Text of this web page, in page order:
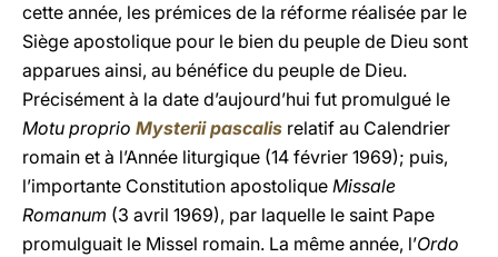
cette année, les prémices de la réforme réalisée par le
Siège apostolique pour le bien du peuple de Dieu sont
apparues ainsi, au bénéfice du peuple de Dieu.
Précisément à la date d’aujourd’hui fut promulgué le
Motu proprio Mysterii pascalis relatif au Calendrier
romain et à l’Année liturgique (14 février 1969); puis,
l’importante Constitution apostolique Missale
Romanum (3 avril 1969), par laquelle le saint Pape
promulguait le Missel romain. La même année, l’Ordo